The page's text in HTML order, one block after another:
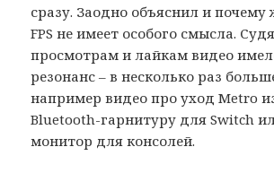
сразу. Заодно объяснил и почему
FPS не имеет особого смысла.
просмотрам и лайкам видео
резонанс – в несколько раз
например видео про уход Metro
Bluetooth-гарнитуру для Switch
монитор для консолей.